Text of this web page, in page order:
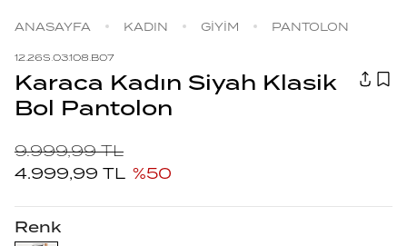
ANASAYFA KADIN GİYİM PANTOLON
12.26S.03.108.B07
Karaca Kadın Siyah Klasik
Bol Pantolon
9.999,99 TL
4.999,99 TL %50
Renk